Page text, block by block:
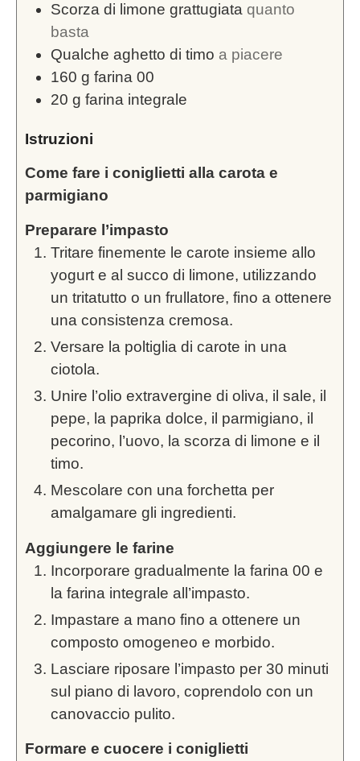
Scorza di limone grattugiata quanto
basta
Qualche aghetto di timo a piacere
160 g farina 00
20 g farina integrale
Istruzioni
Come fare i coniglietti alla carota e
parmigiano
Preparare l’impasto
Tritare finemente le carote insieme allo
yogurt e al succo di limone, utilizzando
un tritatutto o un frullatore, fino a ottenere
una consistenza cremosa.
Versare la poltiglia di carote in una
ciotola.
Unire l’olio extravergine di oliva, il sale, il
pepe, la paprika dolce, il parmigiano, il
pecorino, l’uovo, la scorza di limone e il
timo.
Mescolare con una forchetta per
amalgamare gli ingredienti.
Aggiungere le farine
Incorporare gradualmente la farina 00 e
la farina integrale all’impasto.
Impastare a mano fino a ottenere un
composto omogeneo e morbido.
Lasciare riposare l’impasto per 30 minuti
sul piano di lavoro, coprendolo con un
canovaccio pulito.
Formare e cuocere i coniglietti